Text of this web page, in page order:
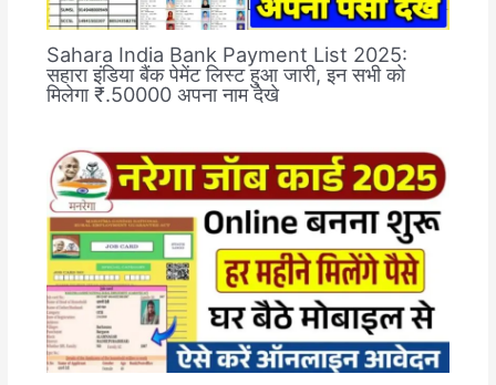
Sahara India Bank Payment List 2025:
सहारा इंडिया बैंक पेमेंट लिस्ट हुआ जारी, इन सभी को
मिलेगा ₹.50000 अपना नाम देखे